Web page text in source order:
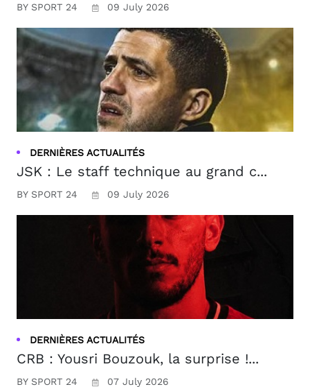
BY SPORT 24 09 July 2026
DERNIÈRES ACTUALITÉS
JSK : Le staff technique au grand c...
BY SPORT 24 09 July 2026
DERNIÈRES ACTUALITÉS
CRB : Yousri Bouzouk, la surprise !...
BY SPORT 24 07 July 2026